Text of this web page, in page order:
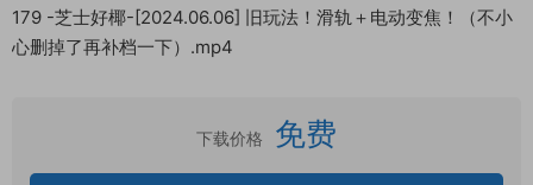
179 -芝士好椰-[2024.06.06] 旧玩法！滑轨＋电动变焦！（不小
心删掉了再补档一下）.mp4
下载价格 免费